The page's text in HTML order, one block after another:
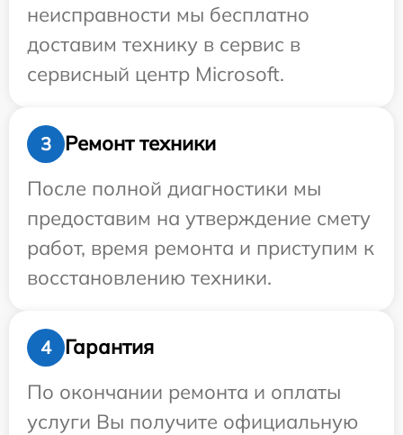
неисправности мы бесплатно
доставим технику в сервис в
сервисный центр Microsoft.
3
Ремонт техники
После полной диагностики мы
предоставим на утверждение смету
работ, время ремонта и приступим к
восстановлению техники.
4
Гарантия
По окончании ремонта и оплаты
услуги Вы получите официальную